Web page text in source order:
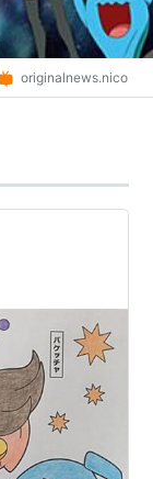
originalnews.nico